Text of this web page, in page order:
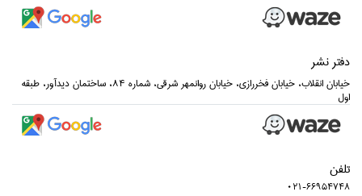
دفتر نشر
خيابان انقلاب، خيابان فخررازي، خيابان روانمهر شرقي، شماره 84، ساختمان ديدآور، طبقه
اول
تلفن
021-66954748